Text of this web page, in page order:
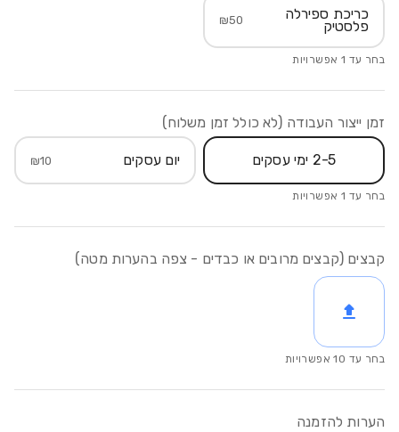
כריכת ספירלה
פלסטיק ₪50
בחר עד 1 אפשרויות
זמן ייצור העבודה (לא כולל זמן משלוח)
2-5 ימי עסקים יום עסקים ₪10
בחר עד 1 אפשרויות
קבצים (קבצים מרובים או כבדים - צפה בהערות מטה)
בחר עד 10 אפשרויות
הערות להזמנה